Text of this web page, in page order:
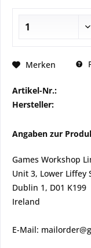
Merken
Artikel-Nr.:
Hersteller:
Angaben zur
Games Workshop
Unit 3, Lower Liffey
Dublin 1, D01 K199
Ireland
E-Mail: